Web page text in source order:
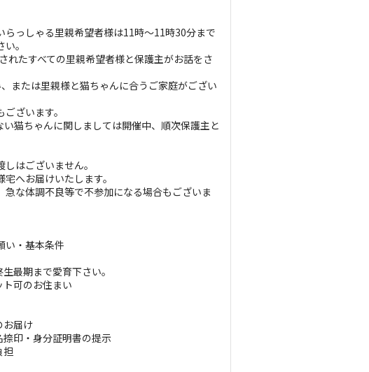
らっしゃる里親希望者様は11時〜11時30分まで
。
れたすべての里親希望者様と保護主がお話をさ
または里親様と猫ちゃんに合うご家庭がござい
ざいます。
い猫ちゃんに関しましては開催中、順次保護主と
はございません。
へお届けいたします。
急な体調不良等で不参加になる場合もございま
・基本条件
最期まで愛育下さい。
可のお住まい
お届け
印・身分証明書の提示
担